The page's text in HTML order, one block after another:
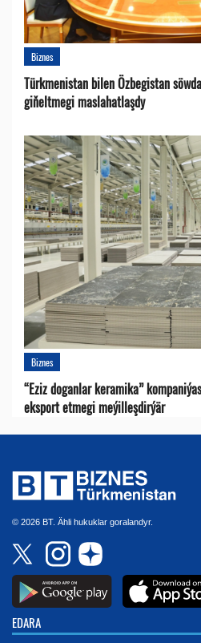
Biznes
Türkmenistan bilen Özbegistan
giňeltmegi maslahatlaşdy
Biznes
“Eziz doganlar keramika”
eksport etmegi meýilleşdirýär
© 2026 BT. Ähli hukuklar goralandyr.
EDARA